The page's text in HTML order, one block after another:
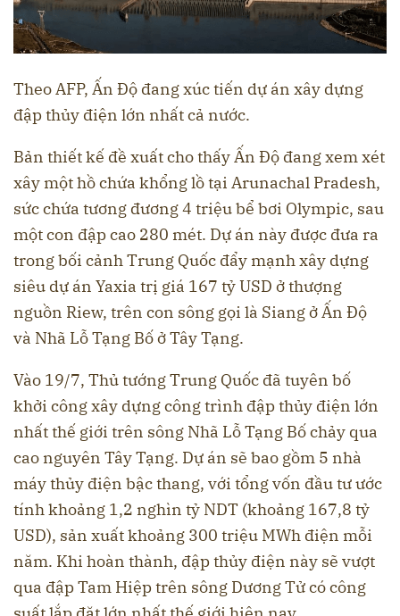
Theo AFP, Ấn Độ đang xúc tiến dự án xây dựng
đập thủy điện lớn nhất cả nước.
Bản thiết kế đề xuất cho thấy Ấn Độ đang xem xét
xây một hồ chứa khổng lồ tại Arunachal Pradesh,
sức chứa tương đương 4 triệu bể bơi Olympic, sau
một con đập cao 280 mét. Dự án này được đưa ra
trong bối cảnh Trung Quốc đẩy mạnh xây dựng
siêu dự án Yaxia trị giá 167 tỷ USD ở thượng
nguồn Riew, trên con sông gọi là Siang ở Ấn Độ
và Nhã Lỗ Tạng Bố ở Tây Tạng.
Vào 19/7, Thủ tướng Trung Quốc đã tuyên bố
khởi công xây dựng công trình đập thủy điện lớn
nhất thế giới trên sông Nhã Lỗ Tạng Bố chảy qua
cao nguyên Tây Tạng. Dự án sẽ bao gồm 5 nhà
máy thủy điện bậc thang, với tổng vốn đầu tư ước
tính khoảng 1,2 nghìn tỷ NDT (khoảng 167,8 tỷ
USD), sản xuất khoảng 300 triệu MWh điện mỗi
năm. Khi hoàn thành, đập thủy điện này sẽ vượt
qua đập Tam Hiệp trên sông Dương Tử có công